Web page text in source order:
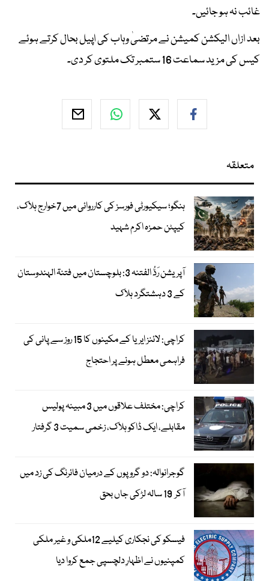
غائب نہ ہو جائیں۔
بعد ازاں الیکشن کمیشن نے مرتضیٰ وہاب کی اپیل بحال کرتے ہوئے
کیس کی مزید سماعت 16 ستمبر تک ملتوی کر دی۔
متعلقہ
ہنگو؛ سیکیورٹی فورسز کی کارروائی میں 7خوارج ہلاک،
کیپٹن حمزہ اکرم شہید
آپریشن رَدُّ الفتنہ 3: بلوچستان میں فتنۃ الہندوستان
کے 3 دہشتگرد ہلاک
کراچی: لائنز ایریا کے مکینوں کا 15 روز سے پانی کی
فراہمی معطل ہونے پر احتجاج
کراچی: مختلف علاقوں میں 3 مبینہ پولیس
مقابلے، ایک ڈاکو ہلاک، زخمی سمیت 3 گرفتار
گوجرانوالہ: دو گروپوں کے درمیان فائرنگ کی زد میں
آکر 19 سالہ لڑکی جاں بحق
فیسکو کی نجکاری کیلیے 12ملکی و غیر ملکی
کمپنیوں نے اظہارِ دلچسپی جمع کروا دیا